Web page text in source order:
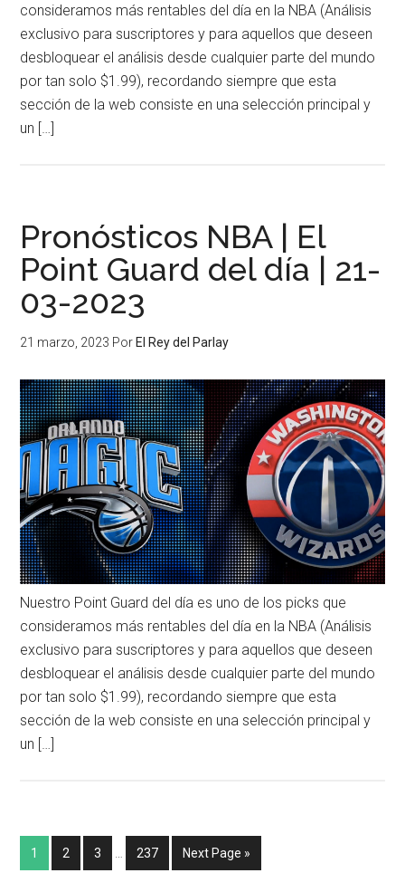
consideramos más rentables del día en la NBA (Análisis
exclusivo para suscriptores y para aquellos que deseen
desbloquear el análisis desde cualquier parte del mundo
por tan solo $1.99), recordando siempre que esta
sección de la web consiste en una selección principal y
un […]
Pronósticos NBA | El
Point Guard del día | 21-
03-2023
21 marzo, 2023 Por El Rey del Parlay
Nuestro Point Guard del día es uno de los picks que
consideramos más rentables del día en la NBA (Análisis
exclusivo para suscriptores y para aquellos que deseen
desbloquear el análisis desde cualquier parte del mundo
por tan solo $1.99), recordando siempre que esta
sección de la web consiste en una selección principal y
un […]
1 2 3 237 Next Page »